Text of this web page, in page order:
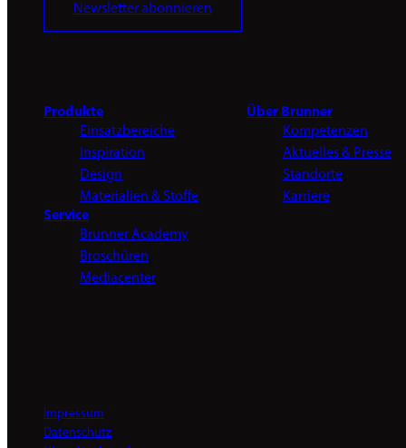
Newsletter abonnieren
Produkte
Einsatzbereiche
Inspiration
Design
Materialien & Stoffe
Über Brunner
Kompetenzen
Aktuelles & Presse
Standorte
Karriere
Service
Brunner Academy
Broschüren
Mediacenter
Impressum
Datenschutz